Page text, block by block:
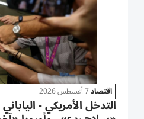
اقتصاد7 أغسطس 2026
التدخل الأمريكي -